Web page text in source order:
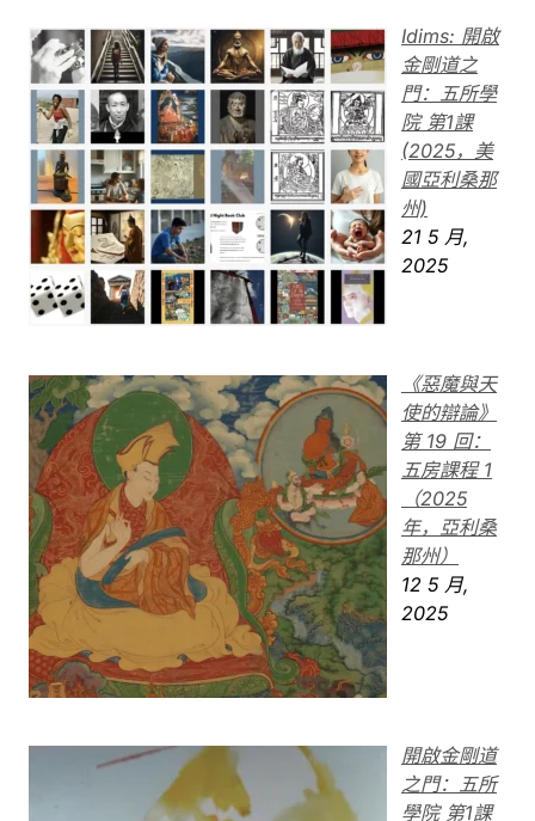
Idims: 開啟
金剛道之
門：五所學
院 第1課
(2025，美
國亞利桑那
州)
21 5 月,
2025
《惡魔與天
使的辯論》
第 19 回：
五房課程 1
（2025
年，亞利桑
那州）
12 5 月,
2025
開啟金剛道
之門：五所
學院 第1課